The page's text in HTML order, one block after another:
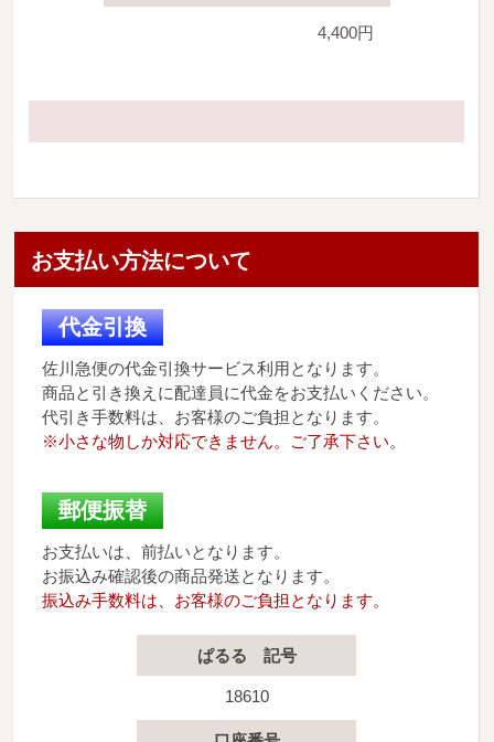
4,400円
お支払い方法について
代金引換
佐川急便の代金引換サービス利用となります。
商品と引き換えに配達員に代金をお支払いください。
代引き手数料は、お客様のご負担となります。
※小さな物しか対応できません。ご了承下さい。
郵便振替
お支払いは、前払いとなります。
お振込み確認後の商品発送となります。
振込み手数料は、お客様のご負担となります。
ぱるる 記号
18610